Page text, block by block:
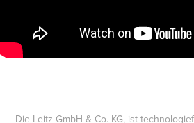
Die Leitz GmbH & Co. KG, ist